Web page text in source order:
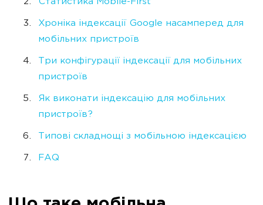
Статистика Mobile-First
Хроніка індексації Google насамперед для
мобільних пристроїв
Три конфігурації індексації для мобільних
пристроїв
Як виконати індексацію для мобільних
пристроїв?
Типові складнощі з мобільною індексацією
FAQ